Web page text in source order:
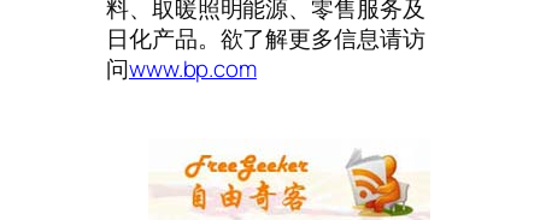
料、取暖照明能源、零售服务及
日化产品。欲了解更多信息请访
问www.bp.com